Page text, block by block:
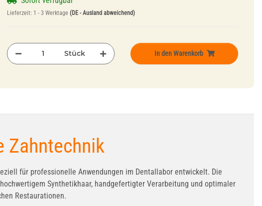
Lieferzeit: 1 - 3 Werktage (DE - Ausland abweichend)
Stück In den Warenkorb
Zahntechnik
für professionelle Anwendungen im Dentallabor entwickelt. Die
Synthetikhaar, handgefertigter Verarbeitung und optimaler
Restaurationen.